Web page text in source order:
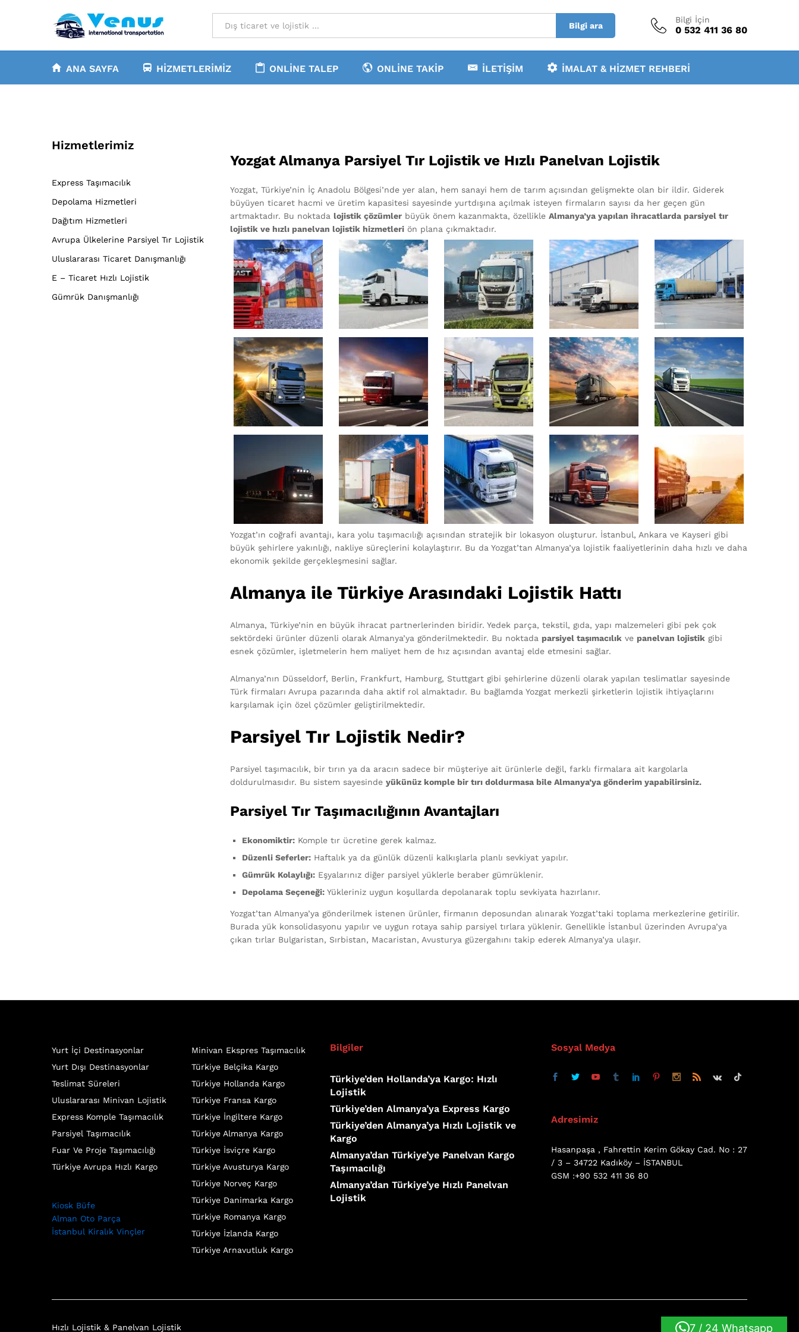
Bilgi ara
Bilgi İçin
0 532 411 36 80
ANA SAYFA HIZMETLERIMIZ ONLINE TALEP ONLINE TAKIP İLETIŞIM İMALAT & HIZMET REHBERI
Yozgat Almanya Parsiyel Tır Lojistik ve Hızlı Panelvan Lojistik
Yozgat, Türkiye’nin İç Anadolu Bölgesi’nde yer alan, hem sanayi hem de tarım açısından gelişmekte olan bir ildir. Giderek
büyüyen ticaret hacmi ve üretim kapasitesi sayesinde yurtdışına açılmak isteyen firmaların sayısı da her geçen gün
artmaktadır. Bu noktada lojistik çözümler büyük önem kazanmakta, özellikle Almanya’ya yapılan ihracatlarda parsiyel tır
lojistik ve hızlı panelvan lojistik hizmetleri ön plana çıkmaktadır.
Yozgat’ın coğrafi avantajı, kara yolu taşımacılığı açısından stratejik bir lokasyon oluşturur. İstanbul, Ankara ve Kayseri gibi
büyük şehirlere yakınlığı, nakliye süreçlerini kolaylaştırır. Bu da Yozgat’tan Almanya’ya lojistik faaliyetlerinin daha hızlı ve daha
ekonomik şekilde gerçekleşmesini sağlar.
Almanya ile Türkiye Arasındaki Lojistik Hattı
Almanya, Türkiye’nin en büyük ihracat partnerlerinden biridir. Yedek parça, tekstil, gıda, yapı malzemeleri gibi pek çok
sektördeki ürünler düzenli olarak Almanya’ya gönderilmektedir. Bu noktada parsiyel taşımacılık ve panelvan lojistik gibi
esnek çözümler, işletmelerin hem maliyet hem de hız açısından avantaj elde etmesini sağlar.
Almanya’nın Düsseldorf, Berlin, Frankfurt, Hamburg, Stuttgart gibi şehirlerine düzenli olarak yapılan teslimatlar sayesinde
Türk firmaları Avrupa pazarında daha aktif rol almaktadır. Bu bağlamda Yozgat merkezli şirketlerin lojistik ihtiyaçlarını
karşılamak için özel çözümler geliştirilmektedir.
Parsiyel Tır Lojistik Nedir?
Parsiyel taşımacılık, bir tırın ya da aracın sadece bir müşteriye ait ürünlerle değil, farklı firmalara ait kargolarla
doldurulmasıdır. Bu sistem sayesinde yükünüz komple bir tırı doldurmasa bile Almanya’ya gönderim yapabilirsiniz.
Parsiyel Tır Taşımacılığının Avantajları
Ekonomiktir: Komple tır ücretine gerek kalmaz.
Düzenli Seferler: Haftalık ya da günlük düzenli kalkışlarla planlı sevkiyat yapılır.
Gümrük Kolaylığı: Eşyalarınız diğer parsiyel yüklerle beraber gümrüklenir.
Depolama Seçeneği: Yükleriniz uygun koşullarda depolanarak toplu sevkiyata hazırlanır.
Yozgat’tan Almanya’ya gönderilmek istenen ürünler, firmanın deposundan alınarak Yozgat’taki toplama merkezlerine getirilir.
Burada yük konsolidasyonu yapılır ve uygun rotaya sahip parsiyel tırlara yüklenir. Genellikle İstanbul üzerinden Avrupa’ya
çıkan tırlar Bulgaristan, Sırbistan, Macaristan, Avusturya güzergahını takip ederek Almanya’ya ulaşır.
Hizmetlerimiz
Express Taşımacılık
Depolama Hizmetleri
Dağıtım Hizmetleri
Avrupa Ülkelerine Parsiyel Tır Lojistik
Uluslararası Ticaret Danışmanlığı
E – Ticaret Hızlı Lojistik
Gümrük Danışmanlığı
Yurt İçi Destinasyonlar
Yurt Dışı Destinasyonlar
Teslimat Süreleri
Uluslararası Minivan Lojistik
Express Komple Taşımacılık
Parsiyel Taşımacılık
Fuar Ve Proje Taşımacılığı
Türkiye Avrupa Hızlı Kargo
Kiosk Büfe
Alman Oto Parça
İstanbul Kiralık Vinçler
Minivan Ekspres Taşımacılık
Türkiye Belçika Kargo
Türkiye Hollanda Kargo
Türkiye Fransa Kargo
Türkiye İngiltere Kargo
Türkiye Almanya Kargo
Türkiye İsviçre Kargo
Türkiye Avusturya Kargo
Türkiye Norveç Kargo
Türkiye Danimarka Kargo
Türkiye Romanya Kargo
Türkiye İzlanda Kargo
Türkiye Arnavutluk Kargo
Bilgiler
Türkiye’den Hollanda’ya Kargo: Hızlı
Lojistik
Türkiye’den Almanya’ya Express Kargo
Türkiye’den Almanya’ya Hızlı Lojistik ve
Kargo
Almanya’dan Türkiye’ye Panelvan Kargo
Taşımacılığı
Almanya’dan Türkiye’ye Hızlı Panelvan
Lojistik
Sosyal Medya
Adresimiz
Hasanpaşa , Fahrettin Kerim Gökay Cad. No : 27
/ 3 – 34722 Kadıköy – İSTANBUL
GSM :+90 532 411 36 80
Hızlı Lojistik & Panelvan Lojistik 7 / 24 Whatsapp